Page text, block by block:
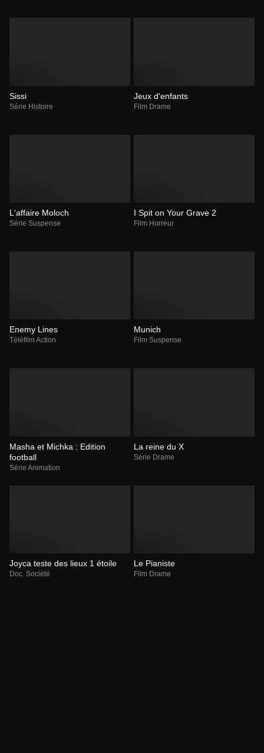
Sissi
Série Histoire
Jeux d'enfants
Film Drame
L'affaire Moloch
Série Suspense
I Spit on Your Grave 2
Film Horreur
Enemy Lines
Téléfilm Action
Munich
Film Suspense
Masha et Michka : Edition
football
Série Animation
La reine du X
Série Drame
Joyca teste des lieux 1 étoile
Doc. Société
Le Pianiste
Film Drame